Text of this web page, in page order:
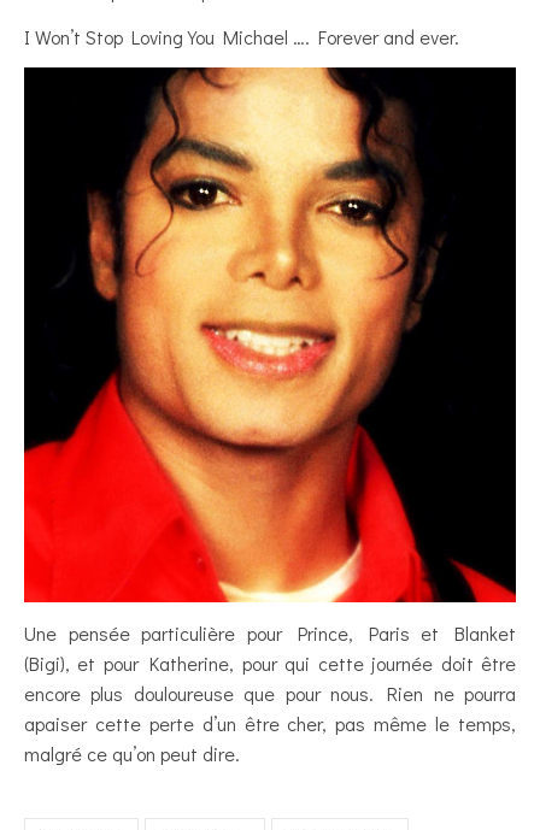
I Won’t Stop Loving You Michael …. Forever and ever.
Une pensée particulière pour Prince, Paris et Blanket
(Bigi), et pour Katherine, pour qui cette journée doit être
encore plus douloureuse que pour nous. Rien ne pourra
apaiser cette perte d’un être cher, pas même le temps,
malgré ce qu’on peut dire.